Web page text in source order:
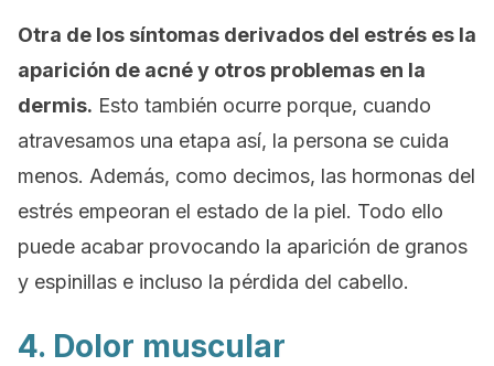
Otra de los síntomas derivados del estrés es la
aparición de acné y otros problemas en la
dermis. Esto también ocurre porque, cuando
atravesamos una etapa así, la persona se cuida
menos. Además, como decimos, las hormonas del
estrés empeoran el estado de la piel. Todo ello
puede acabar provocando la aparición de granos
y espinillas e incluso la pérdida del cabello.
4. Dolor muscular